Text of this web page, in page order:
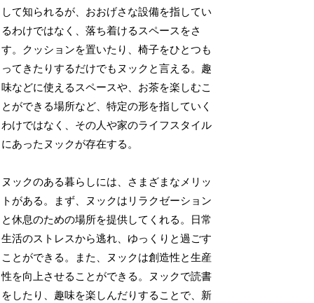
して知られるが、おおげさな設備を指してい
るわけではなく、落ち着けるスペースをさ
す。クッションを置いたり、椅子をひとつも
ってきたりするだけでもヌックと言える。趣
味などに使えるスペースや、お茶を楽しむこ
とができる場所など、特定の形を指していく
わけではなく、その人や家のライフスタイル
にあったヌックが存在する。
ヌックのある暮らしには、さまざまなメリッ
トがある。まず、ヌックはリラクゼーション
と休息のための場所を提供してくれる。日常
生活のストレスから逃れ、ゆっくりと過ごす
ことができる。また、ヌックは創造性と生産
性を向上させることができる。ヌックで読書
をしたり、趣味を楽しんだりすることで、新